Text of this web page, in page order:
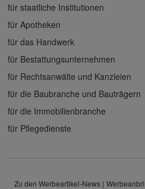
für staatliche Institutionen
für Apotheken
für das Handwerk
für Bestattungsunternehmen
für Rechtsanwälte und Kanzleien
für die Baubranche und Bauträgern
für die Immobilienbranche
für Pflegedienste
Zu den Werbeartikel-News